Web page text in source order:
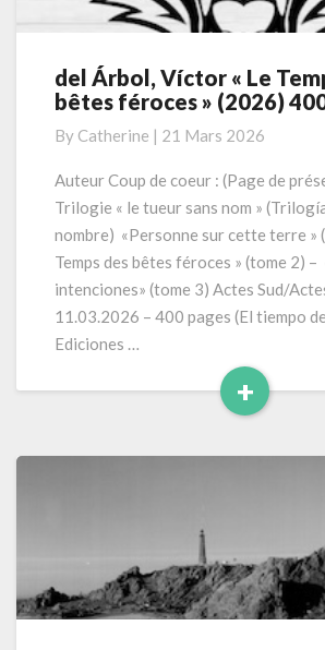
del
Árbol,
« Le
Temps
bêtes
féroces »
(2026)
400
pages
del Árbol, Víctor « Le
bêtes féroces » (2026)
By Catherine | 21 Mars 2026
Auteur Coup de coeur : (Page de
Trilogie « le tueur sans nom »
nombre) «Personne sur cette terre »
Temps des bêtes féroces » (tome 2) –
intenciones» (tome 3) Actes Sud/
11.03.2026 – 400 pages (El tiempo
Ediciones …
+
Read